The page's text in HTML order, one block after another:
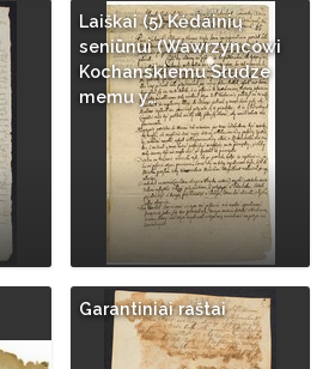
Laiškai (5) Kėdainių
seniūnui (Wawrzyncowi
Kochanskiemu Słudze
memu y…
Garantiniai raštai